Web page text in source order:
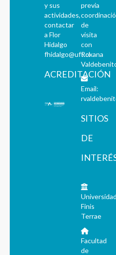
y sus
actividades,
contactar
a Flor
Hidalgo
fhidalgo@uft.cl
ACREDITACIÓN
previa
de
visita
con
Roxana
Email:
SITIOS
DE
Universidad
Finis
Terrae
Facultad
de